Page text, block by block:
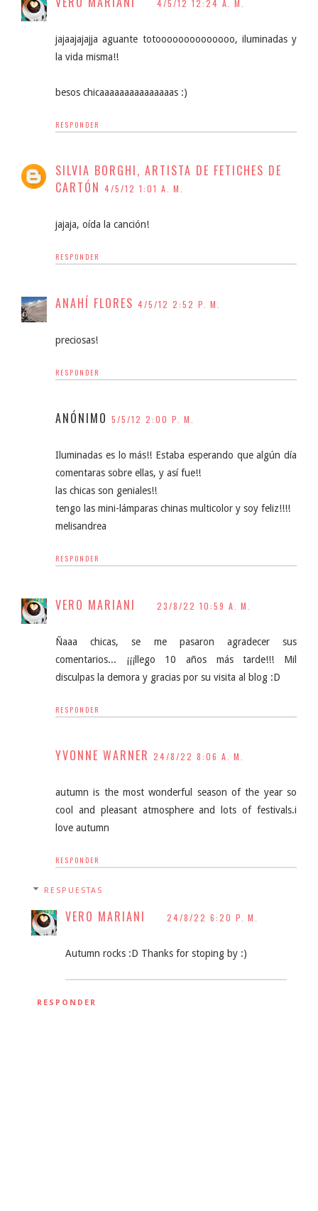
4/5/12 12:24 A. M.
jajaajajajja aguante totoooooooooooooo, iluminadas y
la vida misma!!
besos chicaaaaaaaaaaaaaaas :)
RESPONDER
SILVIA BORGHI, ARTISTA DE FETICHES DE
CARTÓN 4/5/12 1:01 A. M.
jajaja, oída la canción!
RESPONDER
ANAHÍ FLORES 4/5/12 2:52 P. M.
preciosas!
RESPONDER
ANÓNIMO 5/5/12 2:00 P. M.
Iluminadas es lo más!! Estaba esperando que algún día
comentaras sobre ellas, y así fue!!
las chicas son geniales!!
tengo las mini-lámparas chinas multicolor y soy feliz!!!!
melisandrea
RESPONDER
VERO MARIANI 23/8/22 10:59 A. M.
Ñaaa chicas, se me pasaron agradecer sus
comentarios... ¡¡¡llego 10 años más tarde!!! Mil
disculpas la demora y gracias por su visita al blog :D
RESPONDER
YVONNE WARNER 24/8/22 8:06 A. M.
autumn is the most wonderful season of the year so
cool and pleasant atmosphere and lots of festivals.i
love autumn
RESPONDER
RESPUESTAS
VERO MARIANI 24/8/22 6:20 P. M.
Autumn rocks :D Thanks for stoping by :)
RESPONDER